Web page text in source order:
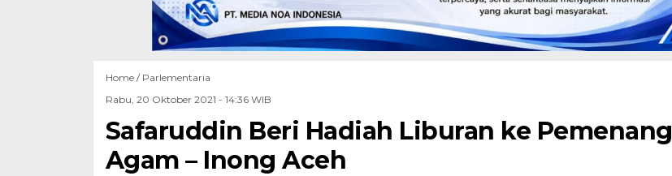
Home / Parlementaria
Rabu, 20 Oktober 2021 - 14:36 WIB
Safaruddin Beri Hadiah Liburan ke Pemenang
Agam – Inong Aceh